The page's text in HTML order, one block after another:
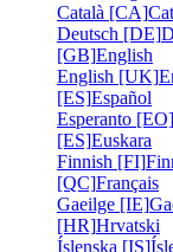
Català [CA]
Deutsch [DE]
[GB]English
English [UK]
[ES]Español
Esperanto [EO]
[ES]Euskara
Finnish [FI]
[QC]Français
Gaeilge [IE]
[HR]Hrvatski
Íslenska [IS]